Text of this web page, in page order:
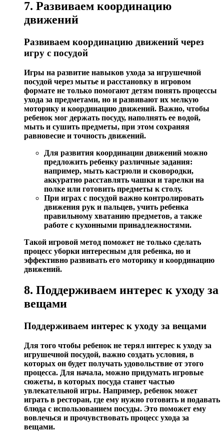
7. Развиваем координацию
движений
Развиваем координацию движений через
игру с посудой
Игры на развитие навыков ухода за игрушечной
посудой через мытье и расстановку в игровом
формате не только помогают детям понять процессы
ухода за предметами, но и развивают их мелкую
моторику и координацию движений. Важно, чтобы
ребенок мог держать посуду, наполнять ее водой,
мыть и сушить предметы, при этом сохраняя
равновесие и точность движений.
Для развития координации движений можно
предложить ребенку различные задания:
например, мыть кастрюли и сковородки,
аккуратно расставлять чашки и тарелки на
полке или готовить предметы к столу.
При играх с посудой важно контролировать
движения рук и пальцев, учить ребенка
правильному хватанию предметов, а также
работе с кухонными принадлежностями.
Такой игровой метод поможет не только сделать
процесс уборки интересным для ребенка, но и
эффективно развивать его моторику и координацию
движений.
8. Поддерживаем интерес к уходу за
вещами
Поддерживаем интерес к уходу за вещами
Для того чтобы ребенок не терял интерес к уходу за
игрушечной посудой, важно создать условия, в
которых он будет получать удовольствие от этого
процесса. Для начала, можно придумать игровые
сюжеты, в которых посуда станет частью
увлекательной игры. Например, ребенок может
играть в ресторан, где ему нужно готовить и подавать
блюда с использованием посуды. Это поможет ему
вовлечься и прочувствовать процесс ухода за
вещами.